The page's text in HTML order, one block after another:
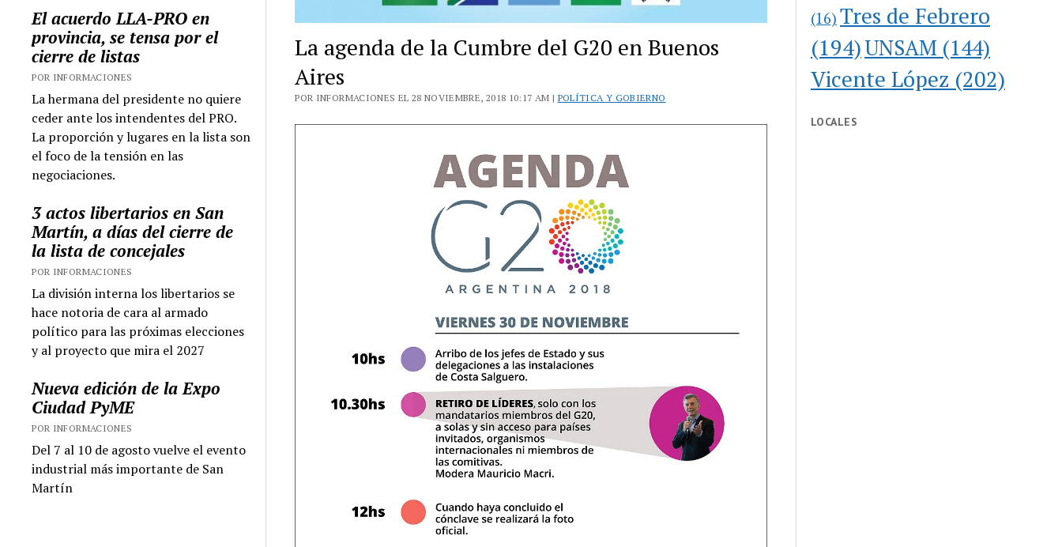
El acuerdo LLA-PRO en
provincia, se tensa por el
cierre de listas
POR INFORMACIONES
La hermana del presidente no quiere
ceder ante los intendentes del PRO.
La proporción y lugares en la lista son
el foco de la tensión en las
negociaciones.
3 actos libertarios en San
Martín, a días del cierre de
la lista de concejales
POR INFORMACIONES
La división interna los libertarios se
hace notoria de cara al armado
político para las próximas elecciones
y al proyecto que mira el 2027
Nueva edición de la Expo
Ciudad PyME
POR INFORMACIONES
Del 7 al 10 de agosto vuelve el evento
industrial más importante de San
Martín
La agenda de la Cumbre del G20 en Buenos
Aires
POR INFORMACIONES EL 28 NOVIEMBRE, 2018 10:17 AM | POLÍTICA Y GOBIERNO
(16) Tres de Febrero
(194)UNSAM (144)
Vicente López (202)
LOCALES